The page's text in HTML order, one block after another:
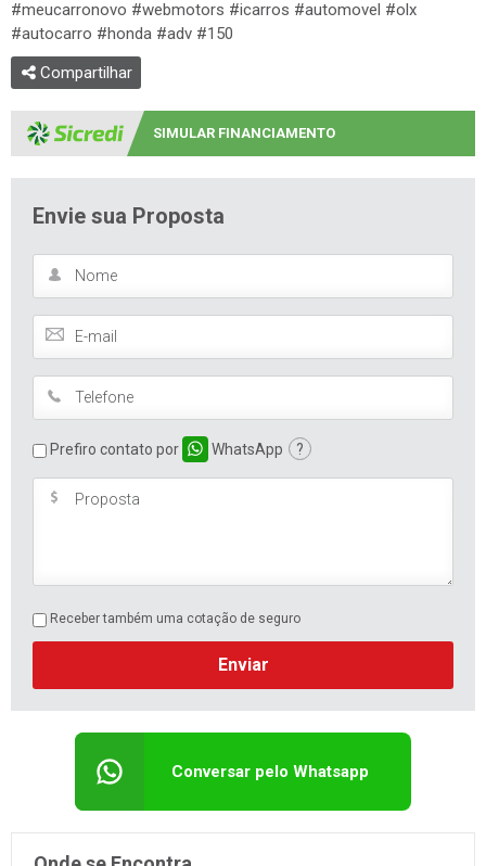
#autocarro #honda #adv #150
SIMULAR FINANCIAMENTO
Enviar